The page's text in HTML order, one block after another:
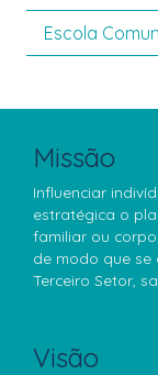
Escola
Missão
Influenciar
estratégica o
familiar ou
de modo que
Terceiro Setor,
Visão